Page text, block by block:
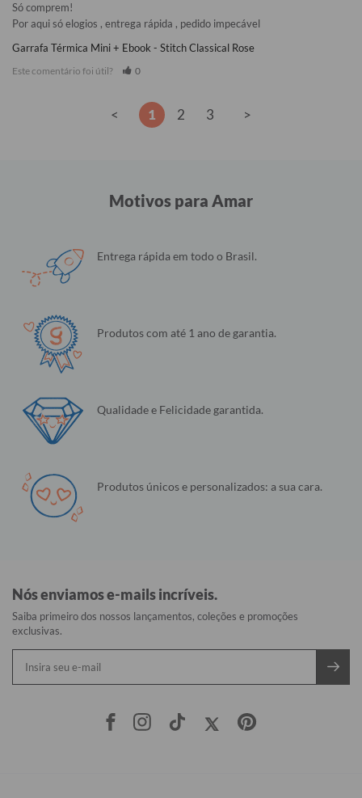
Só comprem!
Por aqui só elogios , entrega rápida , pedido impecável
Garrafa Térmica Mini + Ebook - Stitch Classical Rose
Este comentário foi útil? 0
< 1 2 3 >
Motivos para Amar
Entrega rápida em todo o Brasil.
Produtos com até 1 ano de garantia.
Qualidade e Felicidade garantida.
Produtos únicos e personalizados: a sua cara.
Nós enviamos e-mails incríveis.
Saiba primeiro dos nossos lançamentos, coleções e promoções
exclusivas.